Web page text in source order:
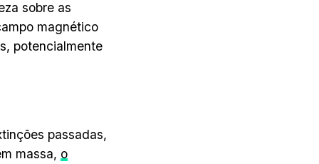
sobre as
magnético
potencialmente
passadas,
massa, o